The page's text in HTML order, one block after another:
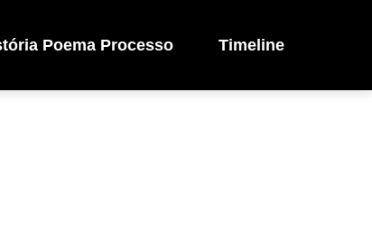
Poema Processo Timeline